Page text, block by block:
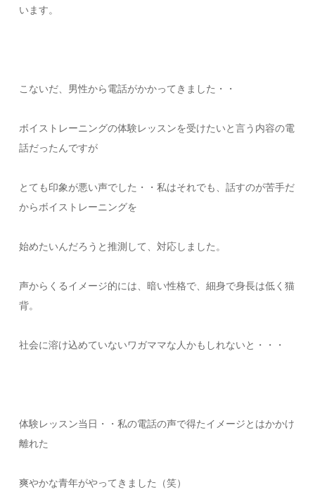
います。
こないだ、男性から電話がかかってきました・・
ボイストレーニングの体験レッスンを受けたいと言う内容の電
話だったんですが
とても印象が悪い声でした・・私はそれでも、話すのが苦手だ
からボイストレーニングを
始めたいんだろうと推測して、対応しました。
声からくるイメージ的には、暗い性格で、細身で身長は低く猫
背。
社会に溶け込めていないワガママな人かもしれないと・・・
体験レッスン当日・・私の電話の声で得たイメージとはかかけ
離れた
爽やかな青年がやってきました（笑）